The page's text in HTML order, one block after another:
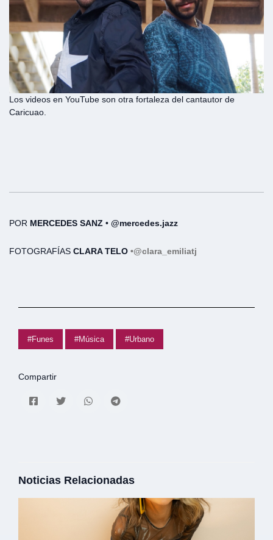
Los videos en YouTube son otra fortaleza del cantautor de
Caricuao.
POR MERCEDES SANZ • @mercedes.jazz
FOTOGRAFÍAS CLARA TELO •@clara_emiliatj
#Funes #Música #Urbano
Compartir
Noticias Relacionadas